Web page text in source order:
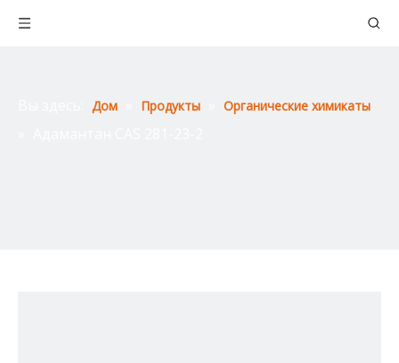
Дом Продукты Органические химикаты